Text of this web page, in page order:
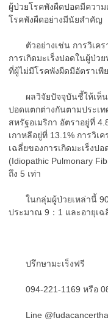
ผู้ป่วยโรคพังผืดปอดมีความ
โรคพังผืดอย่างมีนัยสำคัญ
ตัวอย่างเช่น การวิเคร
การเกิดมะเร็งปอดในผู้ป่ว
ที่ผู้ไม่มีโรคพังผืดมีอัตราเพี
ผลวิจัยปัจจุบันชี้ให้เห็นว่
ปอดแตกต่างกันตามประเ
สหรัฐอเมริกา อัตราอยู่ที่
เกาหลีอยู่ที่ 13.1% การวิเ
เฉลี่ยของการเกิดมะเร็งป
(Idiopathic Pulmonary
ถึง 5 เท่า
ในกลุ่มผู้ป่วยเหล่านี้
ประมาณ 9：1 และอายุเ
ปรึกษามะเร็งฟรี
094-221-1169 หรือ
Line